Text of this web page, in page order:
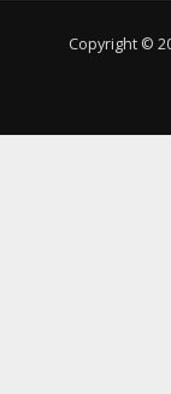
Copyright ©